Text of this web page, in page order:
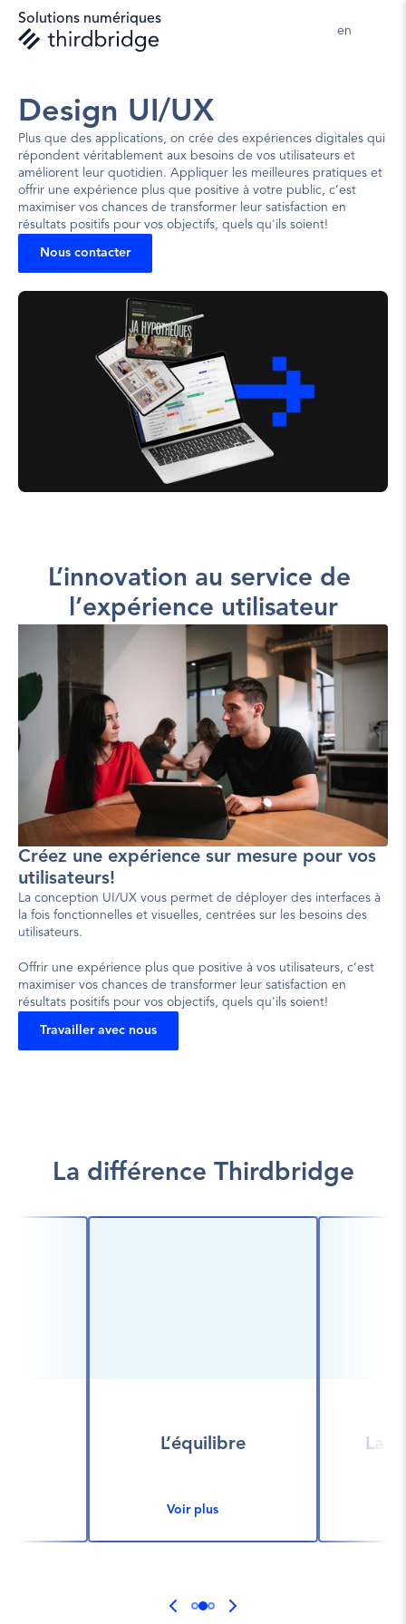
Solutions numériques
en
Design UI/UX
Plus que des applications, on crée des expériences digitales qui
répondent véritablement aux besoins de vos utilisateurs et
améliorent leur quotidien. Appliquer les meilleures pratiques et
offrir une expérience plus que positive à votre public, c’est
maximiser vos chances de transformer leur satisfaction en
résultats positifs pour vos objectifs, quels qu'ils soient!
Nous contacter
L’innovation au service de
l’expérience utilisateur
Créez une expérience sur mesure pour vos
utilisateurs!
La conception UI/UX vous permet de déployer des interfaces à
la fois fonctionnelles et visuelles, centrées sur les besoins des
utilisateurs.
Offrir une expérience plus que positive à vos utilisateurs, c’est
maximiser vos chances de transformer leur satisfaction en
résultats positifs pour vos objectifs, quels qu'ils soient!
Travailler avec nous
La différence Thirdbridge
L’équilibre
Voir plus
La